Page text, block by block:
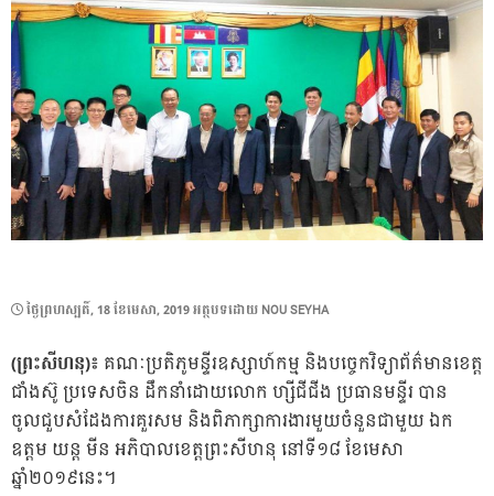
POSTED
ថ្ងៃ​ព្រហស្បតិ៍, 18 ខែ​មេសា, 2019អត្ថបទដោយ NOU SEYHA
(ព្រះសីហនុ)៖ គណៈប្រតិភូមន្ទីរឧស្សាហ៍កម្ម និងបច្ចេកវិទ្យាព័ត៌មានខេត្ត
ជាំងស៊ូ ប្រទេសចិន ដឹកនាំដោយលោក ហ្សីជីជីង ប្រធានមន្ទីរ បាន
ចូលជួបសំដែងការគួរសម និងពិភាក្សាការងារមួយចំនួនជាមួយ ឯក
ឧត្តម យន្ត មីន អភិបាលខេត្តព្រះសីហនុ នៅទី១៨ ខែមេសា
ឆ្នាំ២០១៩នេះ។